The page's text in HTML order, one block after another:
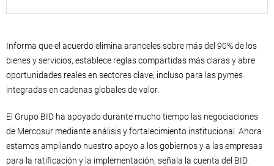
Informa que el acuerdo elimina aranceles sobre más del 90% de los
bienes y servicios, establece reglas compartidas más claras y abre
oportunidades reales en sectores clave, incluso para las pymes
integradas en cadenas globales de valor.
El Grupo BID ha apoyado durante mucho tiempo las negociaciones
de Mercosur mediante análisis y fortalecimiento institucional. Ahora
estamos ampliando nuestro apoyo a los gobiernos y a las empresas
para la ratificación y la implementación, señala la cuenta del BID.